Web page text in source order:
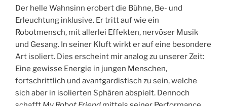
Der helle Wahnsinn erobert die Bühne, Be- und
Erleuchtung inklusive. Er tritt auf wie ein
Robotmensch, mit allerlei Effekten, nervöser Musik
und Gesang. In seiner Kluft wirkt er auf eine besondere
Art isoliert. Dies erscheint mir analog zu unserer Zeit:
Eine gewisse Energie in jungen Menschen,
fortschrittlich und avantgardistisch zu sein, welche
sich aber in isolierten Sphären abspielt. Dennoch